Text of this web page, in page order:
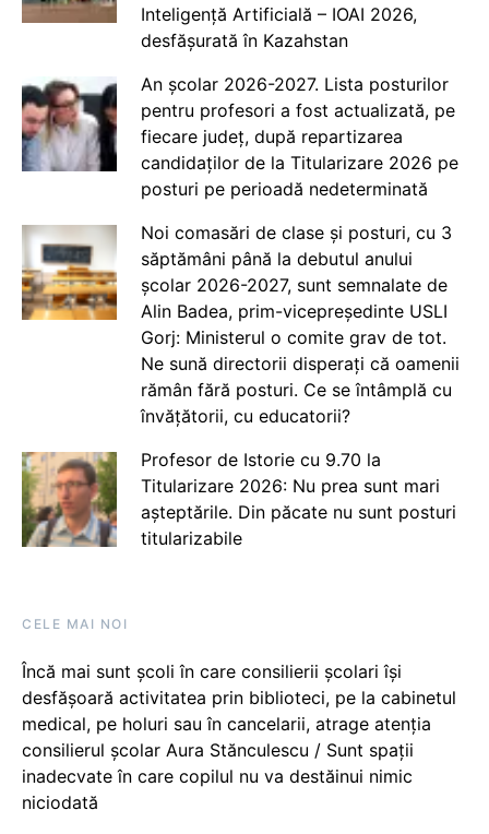
Inteligență Artificială – IOAI 2026,
desfășurată în Kazahstan
An școlar 2026-2027. Lista posturilor
pentru profesori a fost actualizată, pe
fiecare județ, după repartizarea
candidaților de la Titularizare 2026 pe
posturi pe perioadă nedeterminată
Noi comasări de clase și posturi, cu 3
săptămâni până la debutul anului
școlar 2026-2027, sunt semnalate de
Alin Badea, prim-vicepreședinte USLI
Gorj: Ministerul o comite grav de tot.
Ne sună directorii disperați că oamenii
rămân fără posturi. Ce se întâmplă cu
învățătorii, cu educatorii?
Profesor de Istorie cu 9.70 la
Titularizare 2026: Nu prea sunt mari
așteptările. Din păcate nu sunt posturi
titularizabile
CELE MAI NOI
Încă mai sunt școli în care consilierii școlari își
desfășoară activitatea prin biblioteci, pe la cabinetul
medical, pe holuri sau în cancelarii, atrage atenția
consilierul școlar Aura Stănculescu / Sunt spații
inadecvate în care copilul nu va destăinui nimic
niciodată